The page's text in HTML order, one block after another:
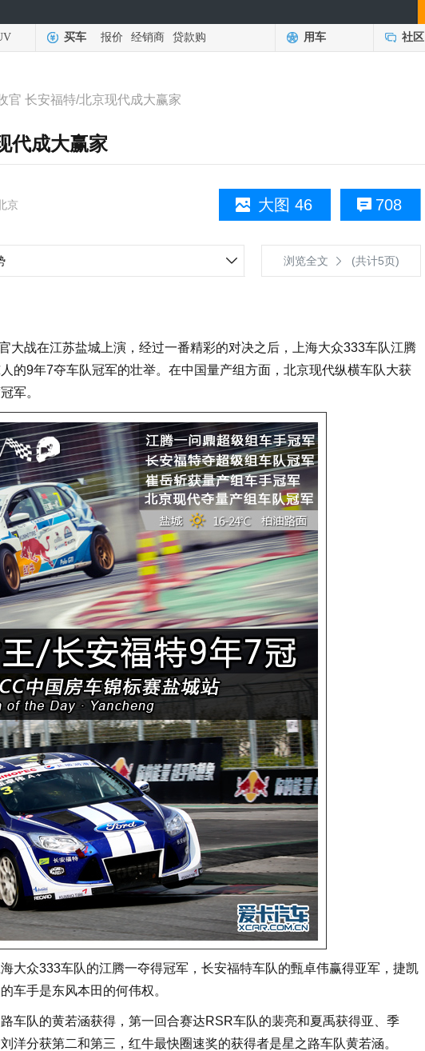
买车 报价 经销商 贷款购 用车 社区
官 长安福特/北京现代成大赢家
代成大赢家
708
大图 46
京
浏览全文 (共计5页)
战在江苏盐城上演，经过一番精彩的对决之后，上海大众333车队江腾
的9年7夺车队冠军的壮举。在中国量产组方面，北京现代纵横车队大获
军。
大众333车队的江腾一夺得冠军，长安福特车队的甄卓伟赢得亚军，捷凯
车手是东风本田的何伟权。
车队的黄若涵获得，第一回合赛达RSR车队的裴亮和夏禹获得亚、季
洋分获第二和第三，红牛最快圈速奖的获得者是星之路车队黄若涵。